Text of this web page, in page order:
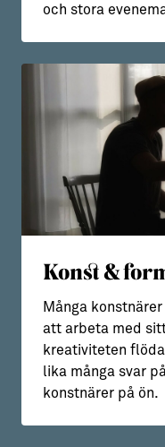
och stora
Konst &
Många
att arbeta med
kreativiteten
lika många svar
konstnärer på ön.